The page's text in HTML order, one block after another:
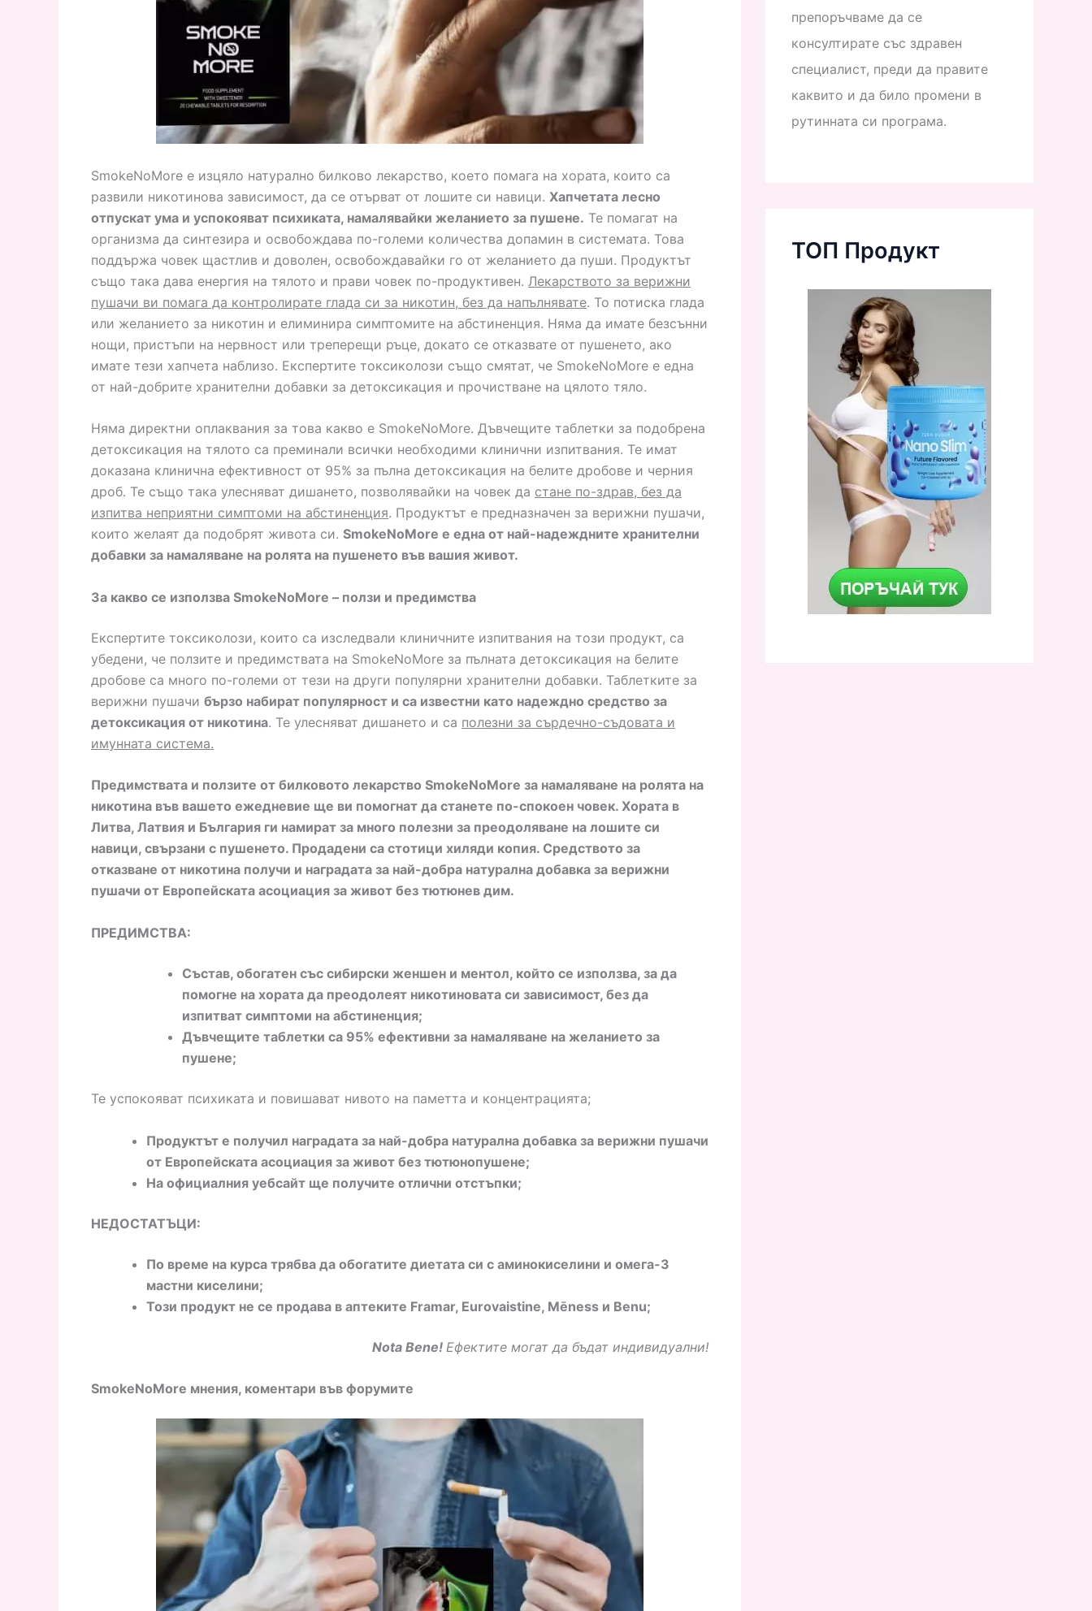
SmokeNoMore е изцяло натурално билково лекарство, което помага на хората, които са
развили никотинова зависимост, да се отърват от лошите си навици. Хапчетата лесно
отпускат ума и успокояват психиката, намалявайки желанието за пушене. Те помагат на
организма да синтезира и освобождава по-големи количества допамин в системата. Това
поддържа човек щастлив и доволен, освобождавайки го от желанието да пуши. Продуктът
също така дава енергия на тялото и прави човек по-продуктивен. Лекарството за верижни
пушачи ви помага да контролирате глада си за никотин, без да напълнявате. То потиска глада
или желанието за никотин и елиминира симптомите на абстиненция. Няма да имате безсънни
нощи, пристъпи на нервност или треперещи ръце, докато се отказвате от пушенето, ако
имате тези хапчета наблизо. Експертите токсиколози също смятат, че SmokeNoMore е една
от най-добрите хранителни добавки за детоксикация и прочистване на цялото тяло.
Няма директни оплаквания за това какво е SmokeNoMore. Дъвчещите таблетки за подобрена
детоксикация на тялото са преминали всички необходими клинични изпитвания. Те имат
доказана клинична ефективност от 95% за пълна детоксикация на белите дробове и черния
дроб. Те също така улесняват дишането, позволявайки на човек да стане по-здрав, без да
изпитва неприятни симптоми на абстиненция. Продуктът е предназначен за верижни пушачи,
които желаят да подобрят живота си. SmokeNoMore е една от най-надеждните хранителни
добавки за намаляване на ролята на пушенето във вашия живот.
За какво се използва SmokeNoMore – ползи и предимства
Експертите токсиколози, които са изследвали клиничните изпитвания на този продукт, са
убедени, че ползите и предимствата на SmokeNoMore за пълната детоксикация на белите
дробове са много по-големи от тези на други популярни хранителни добавки. Таблетките за
верижни пушачи бързо набират популярност и са известни като надеждно средство за
детоксикация от никотина. Те улесняват дишането и са полезни за сърдечно-съдовата и
имунната система.
Предимствата и ползите от билковото лекарство SmokeNoMore за намаляване на ролята на
никотина във вашето ежедневие ще ви помогнат да станете по-спокоен човек. Хората в
Литва, Латвия и България ги намират за много полезни за преодоляване на лошите си
навици, свързани с пушенето. Продадени са стотици хиляди копия. Средството за
отказване от никотина получи и наградата за най-добра натурална добавка за верижни
пушачи от Европейската асоциация за живот без тютюнев дим.
ПРЕДИМСТВА:
Състав, обогатен със сибирски женшен и ментол, който се използва, за да
помогне на хората да преодолеят никотиновата си зависимост, без да
изпитват симптоми на абстиненция;
Дъвчещите таблетки са 95% ефективни за намаляване на желанието за
пушене;
Те успокояват психиката и повишават нивото на паметта и концентрацията;
Продуктът е получил наградата за най-добра натурална добавка за верижни пушачи
от Европейската асоциация за живот без тютюнопушене;
На официалния уебсайт ще получите отлични отстъпки;
НЕДОСТАТЪЦИ:
По време на курса трябва да обогатите диетата си с аминокиселини и омега-3
мастни киселини;
Този продукт не се продава в аптеките Framar, Eurovaistine, Mēness и Benu;
Nota Bene! Ефектите могат да бъдат индивидуални!
SmokeNoMore мнения, коментари във форумите
препоръчваме да се
консултирате със здравен
специалист, преди да правите
каквито и да било промени в
рутинната си програма.
ТОП Продукт